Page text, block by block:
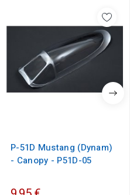
P-51D Mustang (Dynam)
- Canopy - P51D-05